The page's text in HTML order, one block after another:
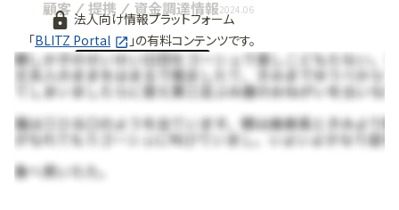
法人向け情報プラットフォーム
「BLITZ Portal 」の有料コンテンツです。
無料で使ってみる
顧客 / 提携 / 資金調達情報2024.06